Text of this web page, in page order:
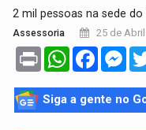
2 mil pessoas na sede do
Assessoria 25 de
Print WhatsApp
Siga a gente no